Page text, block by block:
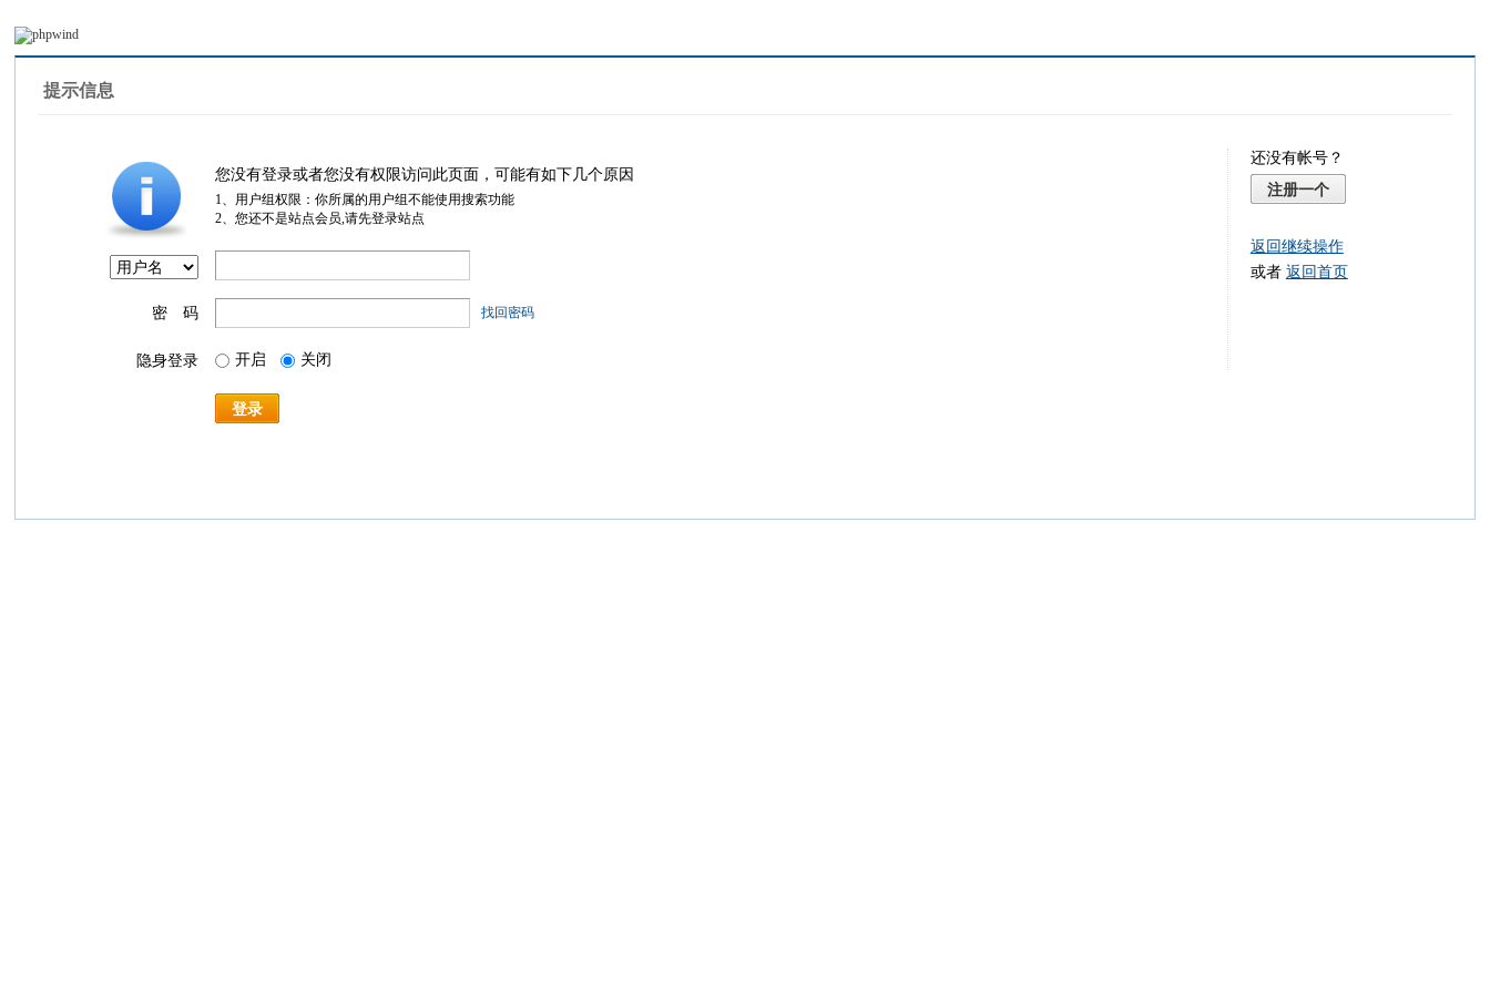
提示信息
您没有登录或者您没有权限访问此页面，可能有如下几个原因
1、用户组权限：你所属的用户组不能使用搜索功能
2、您还不是站点会员,请先登录站点
密 码 找回密码
隐身登录 开启 关闭
登录
还没有帐号？
注册一个
返回继续操作
或者 返回首页